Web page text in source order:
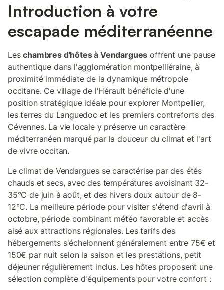
Introduction à votre
escapade méditerranéenne
Leschambres d'hôtes à Vendargues offrent une pause
authentique dans l'agglomération montpelliéraine, à
proximité immédiate de la dynamique métropole
occitane. Ce village de l'Hérault bénéficie d'une
position stratégique idéale pour explorer Montpellier,
les terres du Languedoc et les premiers contreforts des
Cévennes. La vie locale y préserve un caractère
méditerranéen marqué par la douceur du climat et l'art
de vivre occitan.
Le climat de Vendargues se caractérise par des étés
chauds et secs, avec des températures avoisinant 32-
35°C de juin à août, et des hivers doux autour de 8-
12°C. La meilleure période pour visiter s'étend d'avril à
octobre, période combinant météo favorable et accès
aisé aux attractions régionales. Les tarifs des
hébergements s'échelonnent généralement entre 75€ et
150€ par nuit selon la saison et les prestations, petit
déjeuner régulièrement inclus. Les hôtes proposent une
sélection complète d'équipements pour votre confort :